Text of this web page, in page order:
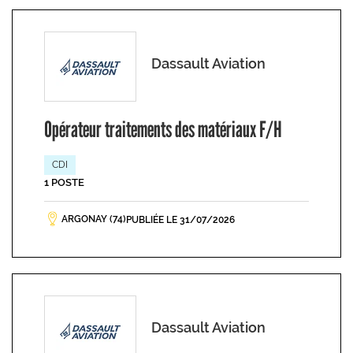
Dassault Aviation
Opérateur traitements des matériaux F/H
CDI
1 POSTE
ARGONAY (74) PUBLIÉE LE 31/07/2026
Dassault Aviation